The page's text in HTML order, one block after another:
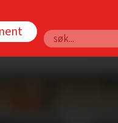
Søk